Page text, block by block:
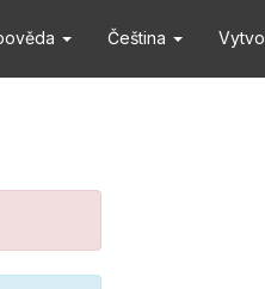
Čeština